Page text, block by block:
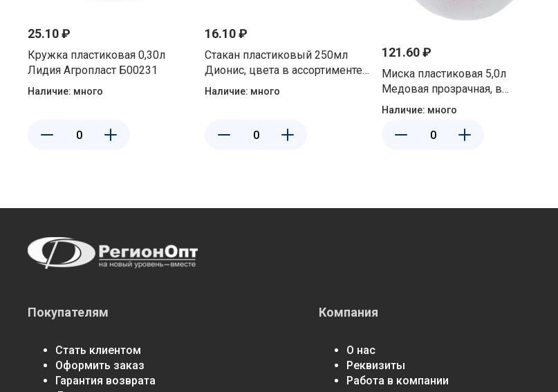
25.10 ₽
Кружка пластиковая 0,30л
Лидия Агропласт Б00231
Наличие: много
16.10 ₽
Стакан пластиковый 250мл
Дионис, цвета в ассортименте
Агропласт Б00232
Наличие: много
121.60 ₽
Миска пластиковая 5,0л
Медовая прозрачная, в
ассортименте Ар-Пласт 03032
Наличие: много
Покупателям
Стать клиентом
Оформить заказ
Гарантия возврата
Компания
О нас
Реквизиты
Работа в компании